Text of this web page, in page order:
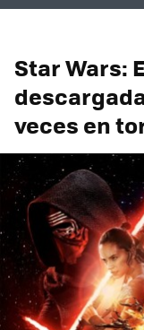
Star Wars:
veces en